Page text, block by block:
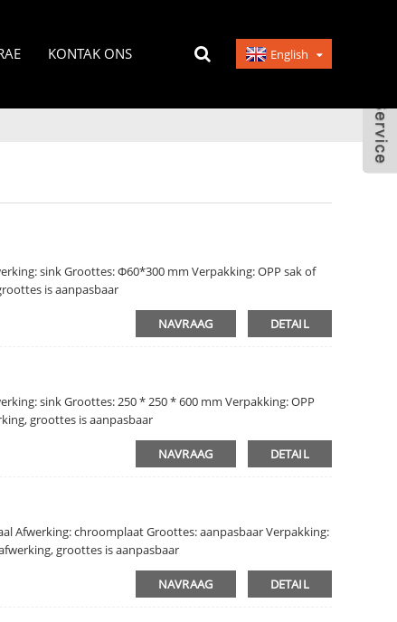
KONTAK ONS English
sink Groottes: Φ60*300 mm Verpakking: OPP sak of
is aanpasbaar
NAVRAAG DETAIL
sink Groottes: 250 * 250 * 600 mm Verpakking: OPP
groottes is aanpasbaar
NAVRAAG DETAIL
Afwerking: chroomplaat Groottes: aanpasbaar Verpakking:
groottes is aanpasbaar
NAVRAAG DETAIL